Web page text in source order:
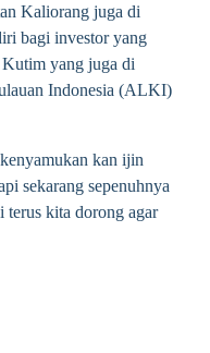
Kaliorang juga di
bagi investor yang
yang juga di
Indonesia (ALKI)
kan ijin
sekarang sepenuhnya
terus kita dorong agar